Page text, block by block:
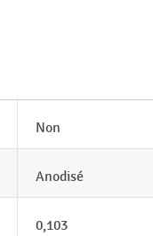
Non
Anodisé
0,103